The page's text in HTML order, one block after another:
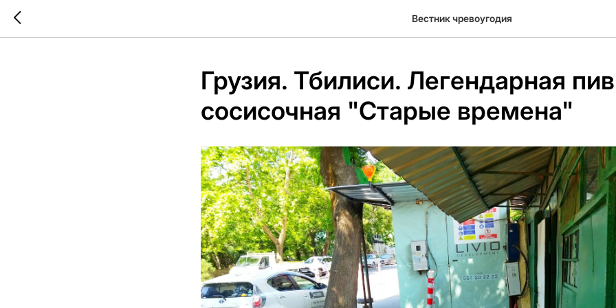
Вестник чревоугодия
Грузия. Тбилиси. Легендарная
сосисочная "Старые времена"